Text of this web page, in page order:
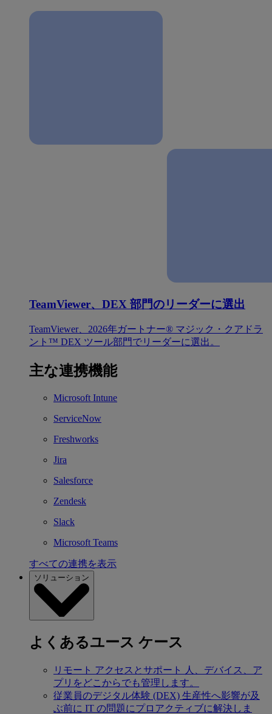
TeamViewer、DEX 部門のリーダーに選出
TeamViewer、2026年ガートナー® マジック・クアドラ
ント™ DEX ツール部門でリーダーに選出。
主な連携機能
Microsoft Intune
ServiceNow
Freshworks
Jira
Salesforce
Zendesk
Slack
Microsoft Teams
すべての連携を表示
ソリューション
よくあるユース ケース
リモート アクセスとサポート
人、デバイス、ア
プリをどこからでも管理します。
従業員のデジタル体験 (DEX) 生産性へ影響が及
ぶ前に IT の問題にプロアクティブに解決しま